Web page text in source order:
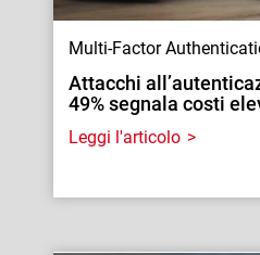
Multi-Factor
Attacchi
49% segnala costi
Leggi l'articolo